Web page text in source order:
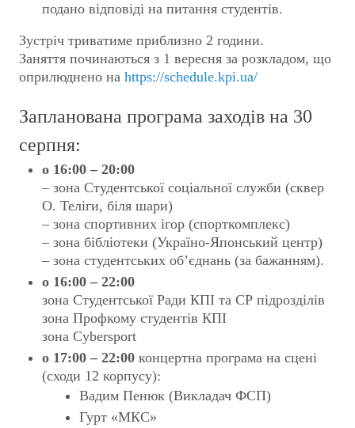
подано відповіді на питання студентів.
Зустріч триватиме приблизно 2 години.
Заняття починаються з 1 вересня за розкладом, що
оприлюднено на https://schedule.kpi.ua/
Запланована програма заходів на 30
серпня:
о 16:00 – 20:00
– зона Cтудентської соціальної служби (сквер
О. Теліги, біля шари)
– зона спортивних ігор (спорткомплекс)
– зона бібліотеки (Україно-Японський центр)
– зона студентських об’єднань (за бажанням).
о 16:00 – 22:00
зона Студентської Ради КПІ та СР підрозділів
зона Профкому студентів КПІ
зона Cybersport
о 17:00 – 22:00 концертна програма на сцені
(сходи 12 корпусу):
Вадим Пенюк (Викладач ФСП)
Гурт «МКС»